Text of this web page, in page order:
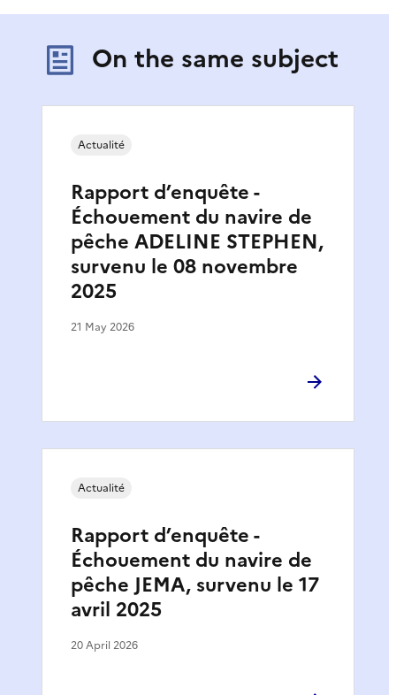
On the same subject
Rapport d’enquête -
Échouement du navire de
pêche ADELINE STEPHEN,
survenu le 08 novembre
2025
Actualité
21 May 2026
Rapport d’enquête -
Échouement du navire de
pêche JEMA, survenu le 17
avril 2025
Actualité
20 April 2026